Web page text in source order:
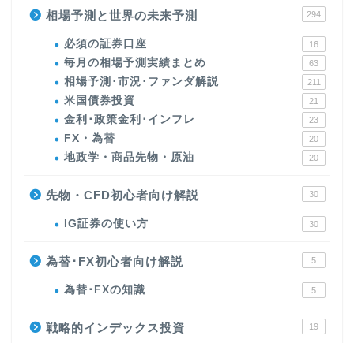
相場予測と世界の未来予測 294
必須の証券口座 16
毎月の相場予測実績まとめ 63
相場予測･市況･ファンダ解説 211
米国債券投資 21
金利･政策金利･インフレ 23
FX・為替 20
地政学・商品先物・原油 20
先物・CFD初心者向け解説 30
IG証券の使い方 30
為替･FX初心者向け解説 5
為替･FXの知識 5
戦略的インデックス投資 19